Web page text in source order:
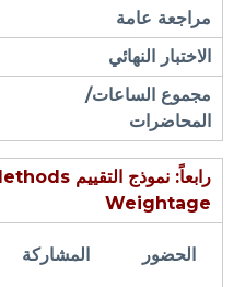
مراجعة عامة
الاختبار النهائي
مجموع الساعات/
المحاضرات
رابعاً: نموذج التقييم
Weightage
الحضور المشاركة